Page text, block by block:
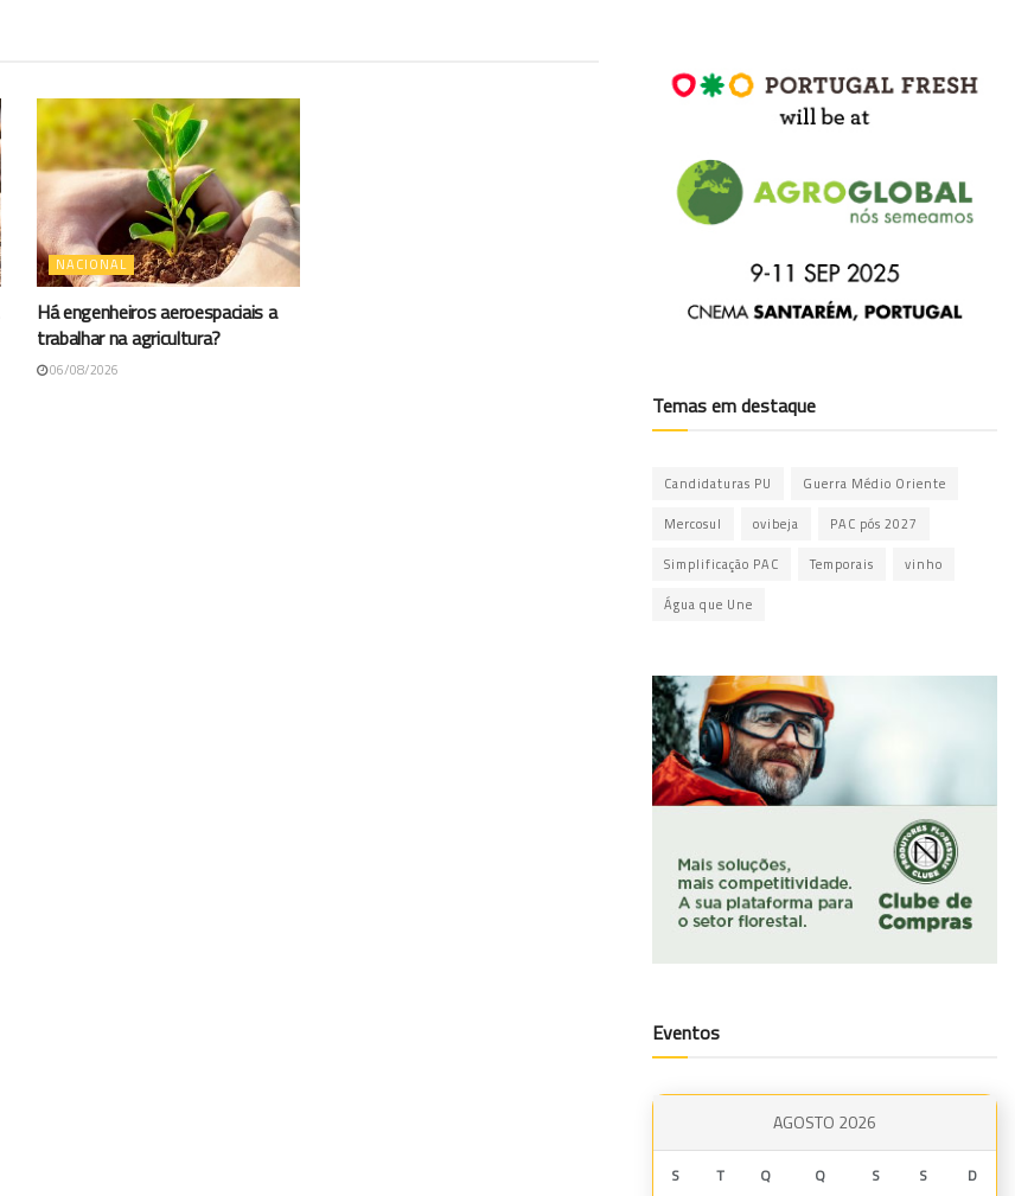
NACIONAL
Há engenheiros aeroespaciais a
trabalhar na agricultura?
06/08/2026
Temas em destaque
Candidaturas PU Guerra Médio Oriente
Mercosul ovibeja PAC pós 2027
Simplificação PAC Temporais vinho
Água que Une
Eventos
AGOSTO 2026
S T Q Q S S D